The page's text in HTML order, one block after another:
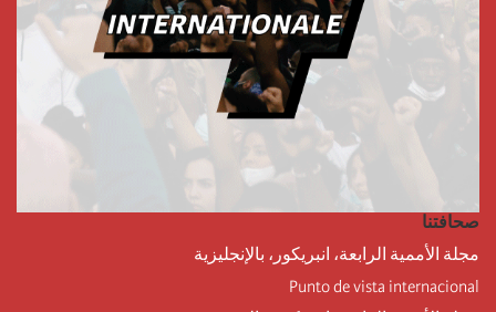
صحافتنا
مجلة الأممية الرابعة، انبريكور، بالإنجليزية
Punto de vista internacional